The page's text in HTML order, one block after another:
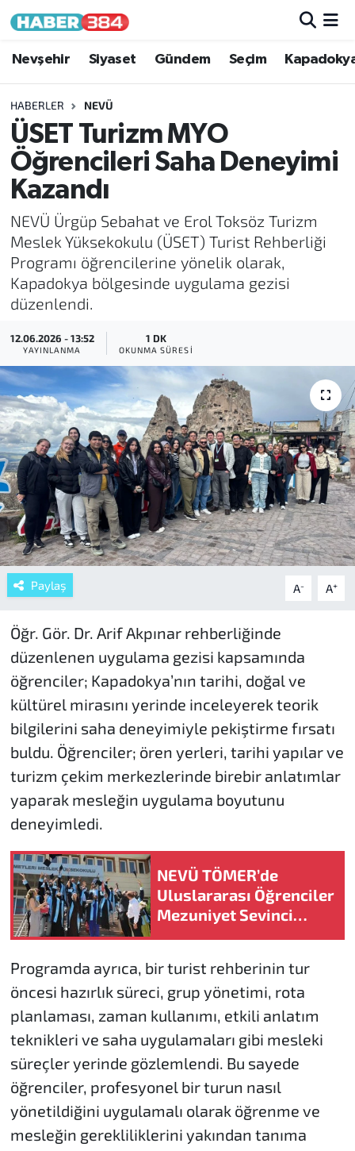
Nevşehir Siyaset Gündem Seçim
HABERLER NEVÜ
ÜSET Turizm MYO
Öğrencileri Saha Deneyimi
Kazandı
NEVÜ Ürgüp Sebahat ve Erol Toksöz Turizm
Meslek Yüksekokulu (ÜSET) Turist Rehberliği
Programı öğrencilerine yönelik olarak,
Kapadokya bölgesinde uygulama gezisi
düzenlendi.
12.06.2026 - 13:52
YAYINLANMA
1 DK
OKUNMA SÜRESI
Paylaş A- A+
Öğr. Gör. Dr. Arif Akpınar rehberliğinde
düzenlenen uygulama gezisi kapsamında
öğrenciler; Kapadokya’nın tarihi, doğal ve
kültürel mirasını yerinde inceleyerek teorik
bilgilerini saha deneyimiyle pekiştirme fırsatı
buldu. Öğrenciler; ören yerleri, tarihi yapılar ve
turizm çekim merkezlerinde birebir anlatımlar
yaparak mesleğin uygulama boyutunu
deneyimledi.
NEVÜ TÖMER’de
Uluslararası Öğrenciler
Mezuniyet Sevinci
Programda ayrıca, bir turist rehberinin tur
öncesi hazırlık süreci, grup yönetimi, rota
planlaması, zaman kullanımı, etkili anlatım
teknikleri ve saha uygulamaları gibi mesleki
süreçler yerinde gözlemlendi. Bu sayede
öğrenciler, profesyonel bir turun nasıl
yönetildiğini uygulamalı olarak öğrenme ve
mesleğin gerekliliklerini yakından tanıma
Nöbetçi Eczaneler
Hava Durumu
Trafik Durumu
Süper Lig Puan Durumu ve Fikstür
Tüm Manşetler
Son Dakika Haberleri
Haber Arşivi